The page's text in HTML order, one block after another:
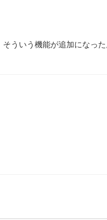
ういう機能が追加になっ